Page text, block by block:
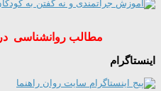
مطالب روانشناسی
اینستاگرام